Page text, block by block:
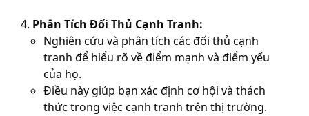
Phân Tích Đối Thủ Cạnh Tranh:
Nghiên cứu và phân tích các đối thủ cạnh
tranh để hiểu rõ về điểm mạnh và điểm yếu
của họ.
Điều này giúp bạn xác định cơ hội và thách
thức trong việc cạnh tranh trên thị trường.